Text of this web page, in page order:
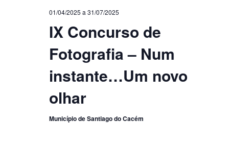
IX Concurso de
Fotografia – Num
instante…Um novo
olhar
01/04/2025 a 31/07/2025
Município de Santiago do Cacém